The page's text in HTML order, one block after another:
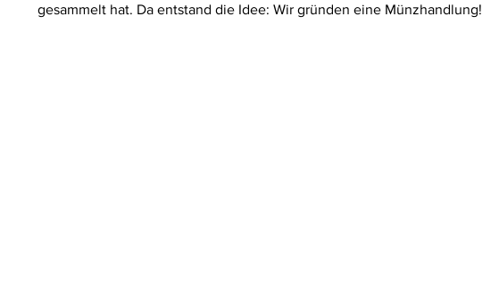
gesammelt hat. Da entstand die Idee: Wir gründen eine Münzhandlung!